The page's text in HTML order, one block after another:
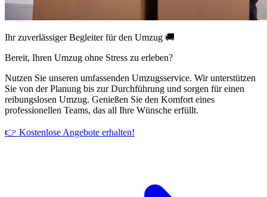
Ihr zuverlässiger Begleiter für den Umzug 🚚
Bereit, Ihren Umzug ohne Stress zu erleben?
Nutzen Sie unseren umfassenden Umzugsservice. Wir unterstützen
Sie von der Planung bis zur Durchführung und sorgen für einen
reibungslosen Umzug. Genießen Sie den Komfort eines
professionellen Teams, das all Ihre Wünsche erfüllt.
👉 Kostenlose Angebote erhalten!